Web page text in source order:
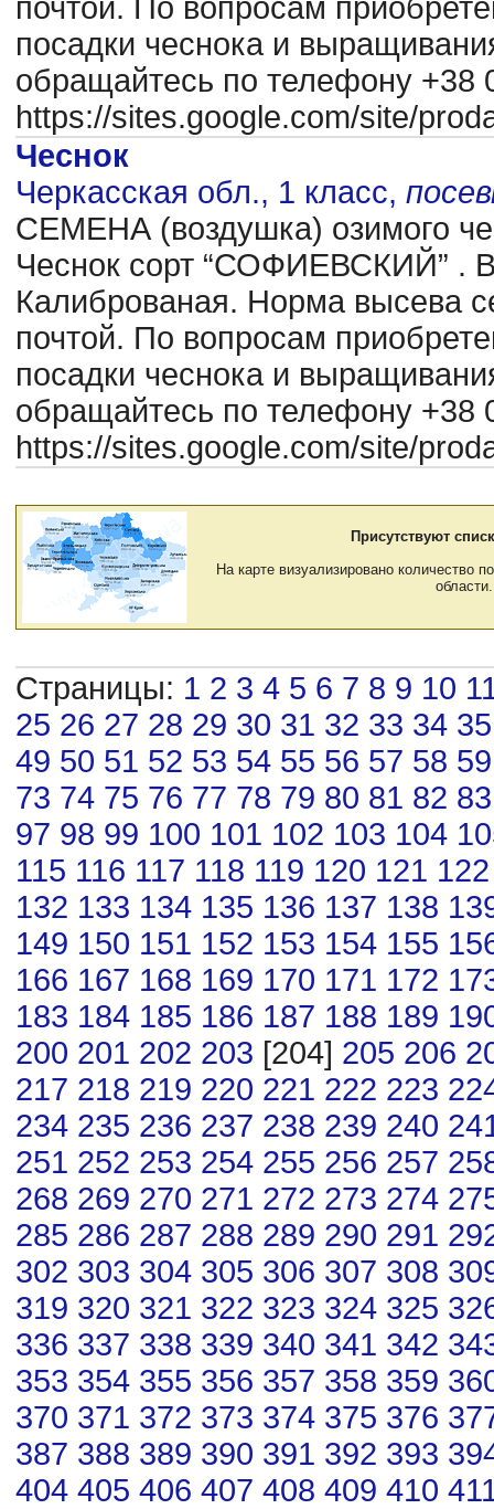
почтой. По вопросам
посадки чеснока и
обращайтесь по телефону +38
https://sites.google.com/site/
Чеснок
Черкасская обл., 1 класс,
CЕМЕНА (воздушка) озимого
Чеснок сорт “СОФИЕВСКИЙ” .
Калиброваная. Норма высева
почтой. По вопросам
посадки чеснока и
обращайтесь по телефону +38
https://sites.google.com/site/
Присутствуют
На карте визуализировано количество
Страницы: 1 2 3 4 5 6 7 8 9 10
25 26 27 28 29 30 31 32 33 34 35
49 50 51 52 53 54 55 56 57 58 59
73 74 75 76 77 78 79 80 81 82 83
97 98 99 100 101 102 103 104
115 116 117 118 119 120 121 122
132 133 134 135 136 137 138
149 150 151 152 153 154 155
166 167 168 169 170 171 172
183 184 185 186 187 188 189
200 201 202 203 [204] 205 206
217 218 219 220 221 222 223
234 235 236 237 238 239 240
251 252 253 254 255 256 257
268 269 270 271 272 273 274
285 286 287 288 289 290 291
302 303 304 305 306 307 308
319 320 321 322 323 324 325
336 337 338 339 340 341 342
353 354 355 356 357 358 359
370 371 372 373 374 375 376
387 388 389 390 391 392 393
404 405 406 407 408 409 410